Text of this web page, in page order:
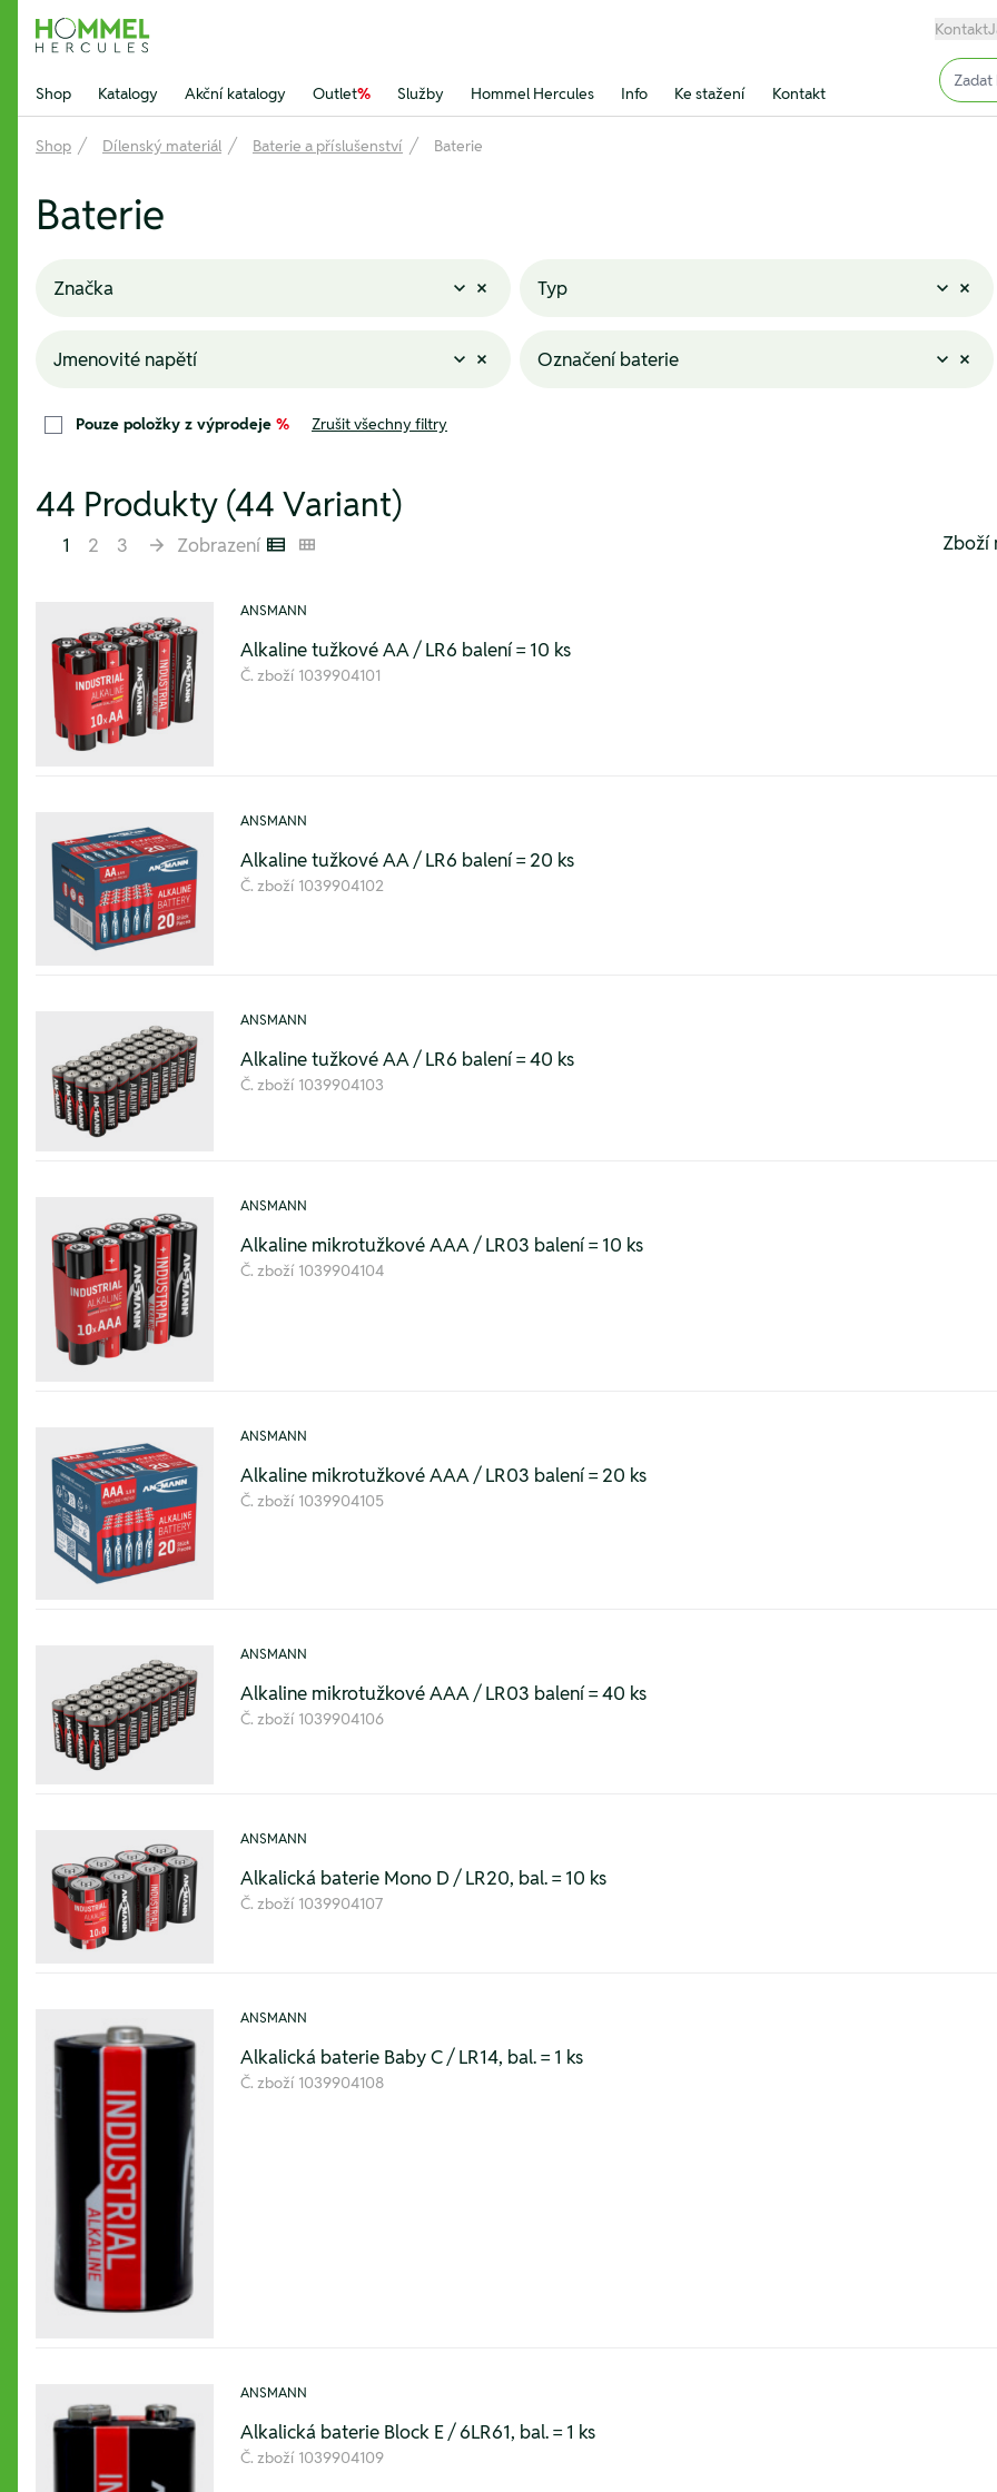
Hommel Hercules
Kontakt
Shop Katalogy Akční katalogy Outlet% Služby Hommel Hercules Info Ke stažení Kontakt
Input
Shop Dílenský materiál Baterie a příslušenství Baterie
Baterie
Značka Typ
Jmenovité napětí Označení baterie
Pouze položky z výprodeje % Zrušit všechny filtry
44 Produkty (44 Variant)
1 2 3 Zobrazení Listenansicht
Kachelansicht Zboží
ANSMANN
Alkaline tužkové AA / LR6 balení = 10 ks
Č. zboží 1039904101
ANSMANN
Alkaline tužkové AA / LR6 balení = 20 ks
Č. zboží 1039904102
ANSMANN
Alkaline tužkové AA / LR6 balení = 40 ks
Č. zboží 1039904103
ANSMANN
Alkaline mikrotužkové AAA / LR03 balení = 10 ks
Č. zboží 1039904104
ANSMANN
Alkaline mikrotužkové AAA / LR03 balení = 20 ks
Č. zboží 1039904105
ANSMANN
Alkaline mikrotužkové AAA / LR03 balení = 40 ks
Č. zboží 1039904106
ANSMANN
Alkalická baterie Mono D / LR20, bal. = 10 ks
Č. zboží 1039904107
ANSMANN
Alkalická baterie Baby C / LR14, bal. = 1 ks
Č. zboží 1039904108
ANSMANN
Alkalická baterie Block E / 6LR61, bal. = 1 ks
Č. zboží 1039904109